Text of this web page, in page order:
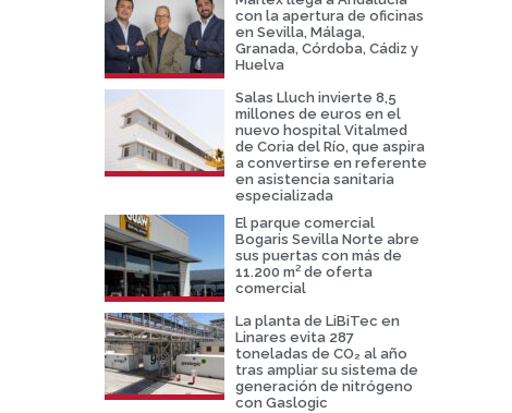
con la apertura de oficinas
en Sevilla, Málaga,
Granada, Córdoba, Cádiz y
Huelva
Salas Lluch invierte 8,5
millones de euros en el
nuevo hospital Vitalmed
de Coria del Río, que aspira
a convertirse en referente
en asistencia sanitaria
especializada
El parque comercial
Bogaris Sevilla Norte abre
sus puertas con más de
11.200 m² de oferta
comercial
La planta de LiBiTec en
Linares evita 287
toneladas de CO₂ al año
tras ampliar su sistema de
generación de nitrógeno
con Gaslogic